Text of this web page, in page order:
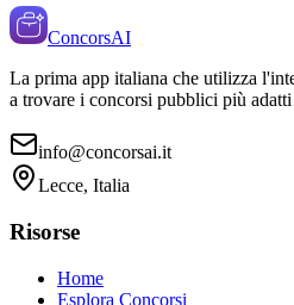
ConcorsAI
La prima app italiana che utilizza
a trovare i concorsi pubblici più
info@concorsai.it
Lecce, Italia
Risorse
Home
Esplora Concorsi